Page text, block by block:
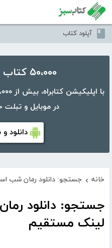
آپلود کتاب
۵۰،۰۰۰ کتاب در موبایل شما
در موبایل و تبلت
دانلود
خانه › جستجو: دانلود رمان شب
جستجو: دانلود
لینک مستقیم